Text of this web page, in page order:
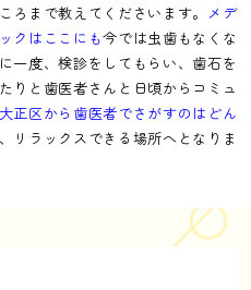
ろまで教えてくださいます。 メデ
クはここにも今では虫歯もなくな
一度、検診をしてもらい、歯石を
りと歯医者さんと日頃からコミュ
大正区から歯医者でさがすのはどん
リラックスできる場所へとなりま